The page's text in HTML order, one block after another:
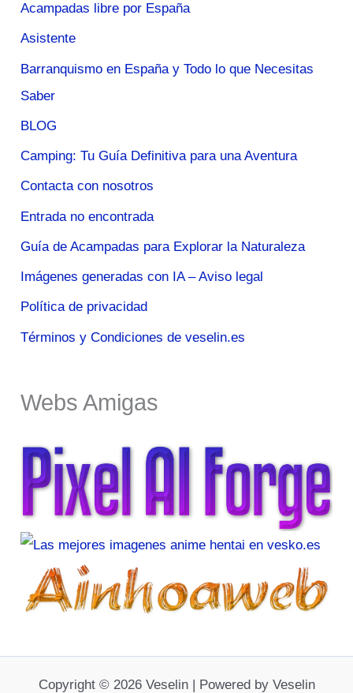
Acampadas libre por España
Asistente
Barranquismo en España y Todo lo que Necesitas
Saber
BLOG
Camping: Tu Guía Definitiva para una Aventura
Contacta con nosotros
Entrada no encontrada
Guía de Acampadas para Explorar la Naturaleza
Imágenes generadas con IA – Aviso legal
Política de privacidad
Términos y Condiciones de veselin.es
Webs Amigas
Copyright © 2026 Veselin | Powered by Veselin